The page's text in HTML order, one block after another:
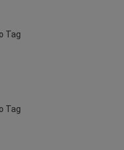
Tag
Tag